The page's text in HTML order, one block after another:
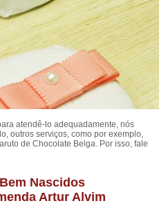
atendê-lo adequadamente, nós
outros serviços, como por exemplo,
de Chocolate Belga. Por isso, fale
Nascidos
Artur Alvim